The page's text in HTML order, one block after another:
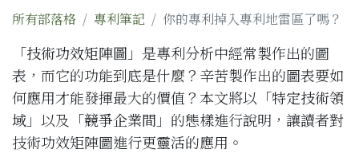
所有部落格 專利筆記 你的專利掉入專利地雷區了嗎？
「技術功效矩陣圖 」是專利分析中經常製作出的圖
表，而它的功能到底是什麼？辛苦製作出的圖表要如
何應用才能發揮最大的價值？本文將以「特定技術領
域」以及「競爭企業間 」的態樣進行說明，讓讀者對
技術功效矩陣圖進行更靈活的應用。